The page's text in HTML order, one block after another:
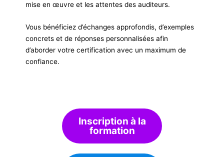
mise en œuvre et les attentes des auditeurs.
Vous bénéficiez d’échanges approfondis, d’exemples
concrets et de réponses personnalisées afin
d’aborder votre certification avec un maximum de
confiance.
Inscription à la
formation